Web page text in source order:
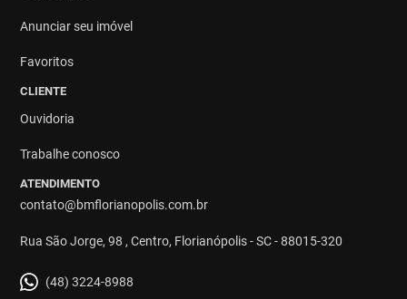
Anunciar seu imóvel
Favoritos
CLIENTE
Ouvidoria
Trabalhe conosco
ATENDIMENTO
contato@bmflorianopolis.com.br
Rua São Jorge, 98 , Centro, Florianópolis - SC - 88015-320
(48) 3224-8988